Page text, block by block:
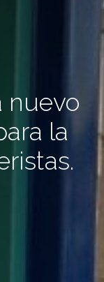
nuevo
la